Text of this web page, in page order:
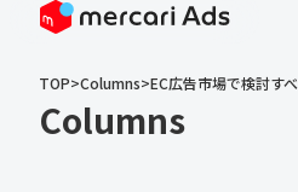
TOP>Columns>EC広告市場で検討す
Columns